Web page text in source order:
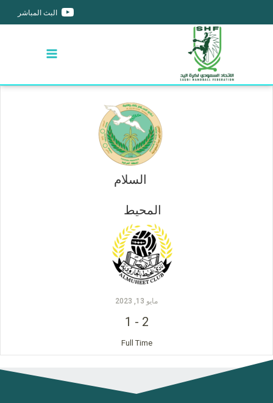
البث المباشر
السلام
المحيط
مايو 13, 2023
2
-
1
Full Time